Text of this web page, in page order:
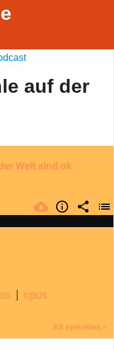
auf der
Welt sind ok
opus
All episodes ›